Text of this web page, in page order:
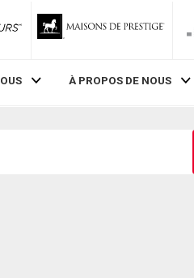
RLP
À PROPOS DE NOUS